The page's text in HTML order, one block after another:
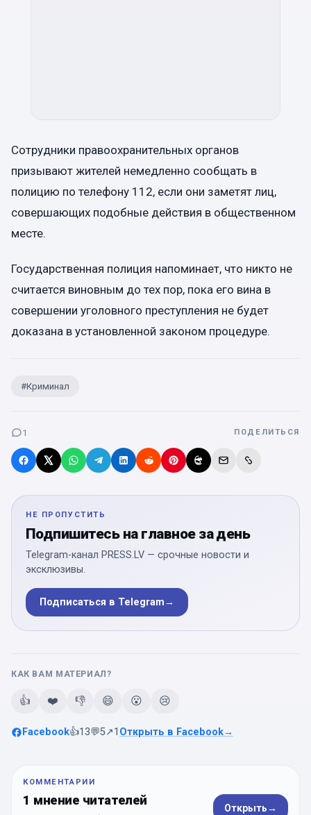
Сотрудники правоохранительных органов
призывают жителей немедленно сообщать в
полицию по телефону 112, если они заметят лиц,
совершающих подобные действия в общественном
месте.
Государственная полиция напоминает, что никто не
считается виновным до тех пор, пока его вина в
совершении уголовного преступления не будет
доказана в установленной законом процедуре.
#Криминал
1 ПОДЕЛИТЬСЯ
НЕ ПРОПУСТИТЬ
Подпишитесь на главное за день
Telegram-канал PRESS.LV — срочные новости и
эксклюзивы.
Подписаться в Telegram→
КАК ВАМ МАТЕРИАЛ?
👍 ❤️ 👎 😄 😮 😢
Facebook👍13💬5↗1 Открыть в Facebook→
КОММЕНТАРИИ
1 мнение читателей
Открыть→